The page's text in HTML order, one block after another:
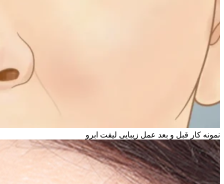
نمونه کار قبل و بعد عمل زیبایی لیفت ابرو